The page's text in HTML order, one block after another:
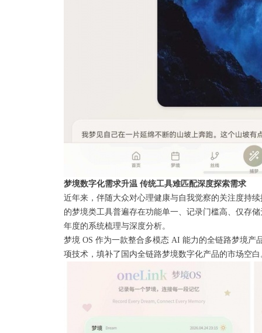
梦境数字化需求升温 传统工具难匹配深度探索需求
近年来，伴随大众对心理健康与自我觉察的关注度持
的梦境类工具普遍存在功能单一、记录门槛高、仅存
年度的系统梳理与深度分析。
梦境 OS 作为一款整合多模态 AI 能力的全链路梦境
项技术，填补了国内全链路梦境数字化产品的市场空白